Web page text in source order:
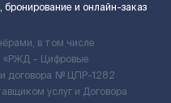
и онлайн-заказ
в том числе
«РЖД – Цифровые
договора № ЦПР-1282
услуг и Договора